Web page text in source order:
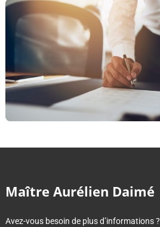
Maître Aurélien Daimé
Avez-vous besoin de plus d’informations ?